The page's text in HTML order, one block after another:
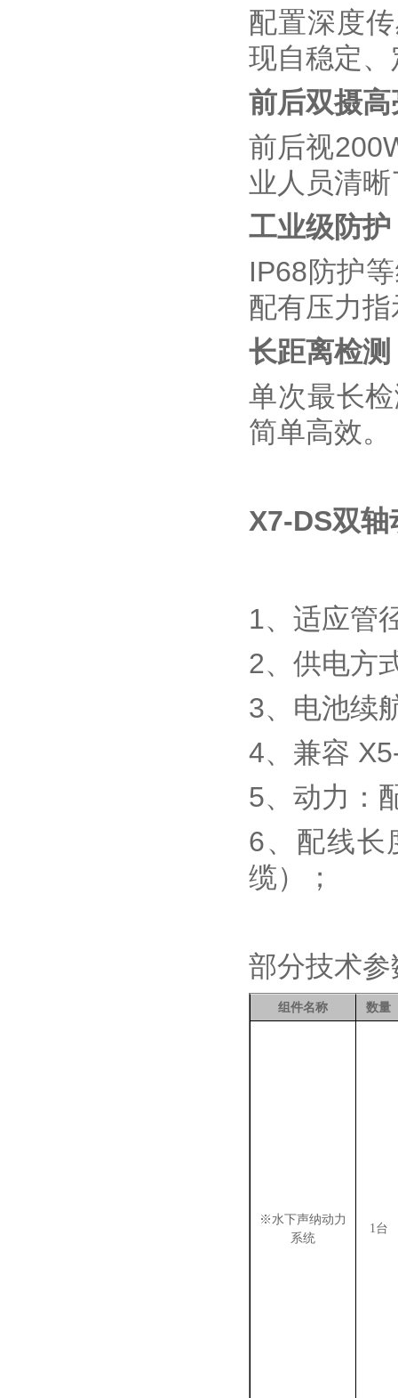
配置深度
现自稳定
前后双摄
前后视
业人员清
工业级防护
IP68防护
配有压力
长距离检测
单次最长
简单高效。
X7-DS双
1、适应管
2、供电方
3、电池续
4、兼容
5、动力：
6、配线长
缆）；
部分技术参
组件名称 数量
※水下声纳动力
系统
1台